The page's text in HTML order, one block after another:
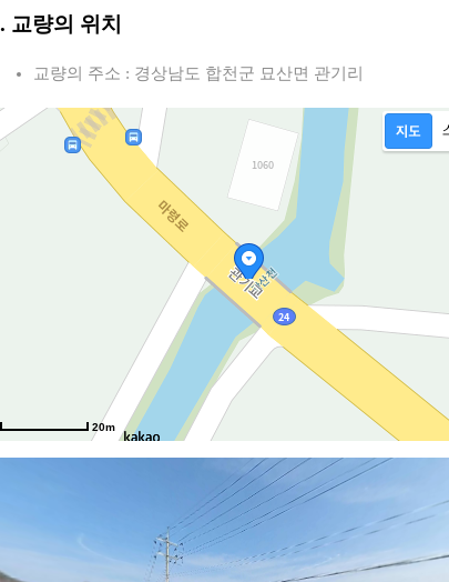
교량의 위치
교량의 주소 : 경상남도 합천군 묘산면 관기리
20m